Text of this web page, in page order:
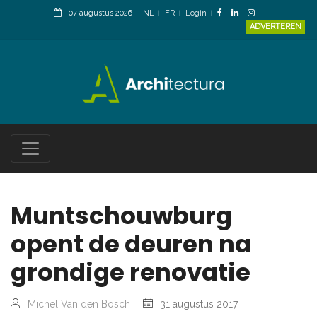
07 augustus 2026 NL FR
Login
ADVERTEREN
Muntschouwburg
opent de deuren na
grondige renovatie
Michel Van den Bosch
31 augustus 2017